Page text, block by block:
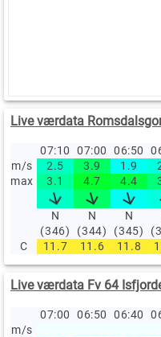
Live værdata
07:10 07:00 06:50
m/s
2.5 3.9 1.9
max
3.1 4.7 4.4
N
(346)
N
(344)
N
(345)
C
11.7 11.6 11.8
Live værdata Fv 64
07:00 06:50 06:40
m/s